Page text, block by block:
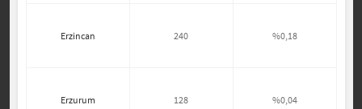
Erzincan 240 %0,18
Erzurum 128 %0,04